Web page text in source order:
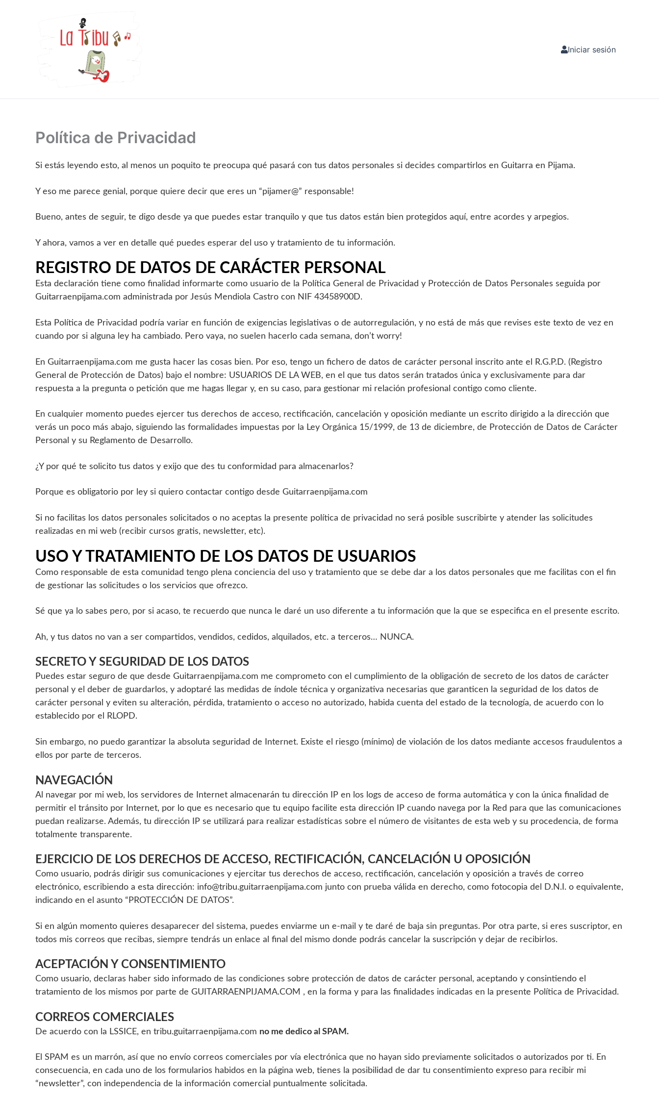
Iniciar sesión
Política de Privacidad
Si estás leyendo esto, al menos un poquito te preocupa qué pasará con tus datos personales si decides compartirlos en Guitarra en Pijama.
Y eso me parece genial, porque quiere decir que eres un “pijamer@” responsable!
Bueno, antes de seguir, te digo desde ya que puedes estar tranquilo y que tus datos están bien protegidos aquí, entre acordes y arpegios.
Y ahora, vamos a ver en detalle qué puedes esperar del uso y tratamiento de tu información.
REGISTRO DE DATOS DE CARÁCTER PERSONAL
Esta declaración tiene como finalidad informarte como usuario de la Política General de Privacidad y Protección de Datos Personales seguida por
Guitarraenpijama.com administrada por Jesús Mendiola Castro con NIF 43458900D.
Esta Política de Privacidad podría variar en función de exigencias legislativas o de autorregulación, y no está de más que revises este texto de vez en
cuando por si alguna ley ha cambiado. Pero vaya, no suelen hacerlo cada semana, don’t worry!
En Guitarraenpijama.com me gusta hacer las cosas bien. Por eso, tengo un fichero de datos de carácter personal inscrito ante el R.G.P.D. (Registro
General de Protección de Datos) bajo el nombre: USUARIOS DE LA WEB, en el que tus datos serán tratados única y exclusivamente para dar
respuesta a la pregunta o petición que me hagas llegar y, en su caso, para gestionar mi relación profesional contigo como cliente.
En cualquier momento puedes ejercer tus derechos de acceso, rectificación, cancelación y oposición mediante un escrito dirigido a la dirección que
verás un poco más abajo, siguiendo las formalidades impuestas por la Ley Orgánica 15/1999, de 13 de diciembre, de Protección de Datos de Carácter
Personal y su Reglamento de Desarrollo.
¿Y por qué te solicito tus datos y exijo que des tu conformidad para almacenarlos?
Porque es obligatorio por ley si quiero contactar contigo desde Guitarraenpijama.com
Si no facilitas los datos personales solicitados o no aceptas la presente política de privacidad no será posible suscribirte y atender las solicitudes
realizadas en mi web (recibir cursos gratis, newsletter, etc).
USO Y TRATAMIENTO DE LOS DATOS DE USUARIOS
Como responsable de esta comunidad tengo plena conciencia del uso y tratamiento que se debe dar a los datos personales que me facilitas con el fin
de gestionar las solicitudes o los servicios que ofrezco.
Sé que ya lo sabes pero, por si acaso, te recuerdo que nunca le daré un uso diferente a tu información que la que se especifica en el presente escrito.
Ah, y tus datos no van a ser compartidos, vendidos, cedidos, alquilados, etc. a terceros… NUNCA.
SECRETO Y SEGURIDAD DE LOS DATOS
Puedes estar seguro de que desde Guitarraenpijama.com me comprometo con el cumplimiento de la obligación de secreto de los datos de carácter
personal y el deber de guardarlos, y adoptaré las medidas de índole técnica y organizativa necesarias que garanticen la seguridad de los datos de
carácter personal y eviten su alteración, pérdida, tratamiento o acceso no autorizado, habida cuenta del estado de la tecnología, de acuerdo con lo
establecido por el RLOPD.
Sin embargo, no puedo garantizar la absoluta seguridad de Internet. Existe el riesgo (mínimo) de violación de los datos mediante accesos fraudulentos a
ellos por parte de terceros.
NAVEGACIÓN
Al navegar por mi web, los servidores de Internet almacenarán tu dirección IP en los logs de acceso de forma automática y con la única finalidad de
permitir el tránsito por Internet, por lo que es necesario que tu equipo facilite esta dirección IP cuando navega por la Red para que las comunicaciones
puedan realizarse. Además, tu dirección IP se utilizará para realizar estadísticas sobre el número de visitantes de esta web y su procedencia, de forma
totalmente transparente.
EJERCICIO DE LOS DERECHOS DE ACCESO, RECTIFICACIÓN, CANCELACIÓN U OPOSICIÓN
Como usuario, podrás dirigir sus comunicaciones y ejercitar tus derechos de acceso, rectificación, cancelación y oposición a través de correo
electrónico, escribiendo a esta dirección: info@tribu.guitarraenpijama.com junto con prueba válida en derecho, como fotocopia del D.N.I. o equivalente,
indicando en el asunto “PROTECCIÓN DE DATOS”.
Si en algún momento quieres desaparecer del sistema, puedes enviarme un e-mail y te daré de baja sin preguntas. Por otra parte, si eres suscriptor, en
todos mis correos que recibas, siempre tendrás un enlace al final del mismo donde podrás cancelar la suscripción y dejar de recibirlos.
ACEPTACIÓN Y CONSENTIMIENTO
Como usuario, declaras haber sido informado de las condiciones sobre protección de datos de carácter personal, aceptando y consintiendo el
tratamiento de los mismos por parte de GUITARRAENPIJAMA.COM , en la forma y para las finalidades indicadas en la presente Política de Privacidad.
CORREOS COMERCIALES
De acuerdo con la LSSICE, en tribu.guitarraenpijama.com no me dedico al SPAM.
El SPAM es un marrón, así que no envío correos comerciales por vía electrónica que no hayan sido previamente solicitados o autorizados por ti. En
consecuencia, en cada uno de los formularios habidos en la página web, tienes la posibilidad de dar tu consentimiento expreso para recibir mi
“newsletter”, con independencia de la información comercial puntualmente solicitada.